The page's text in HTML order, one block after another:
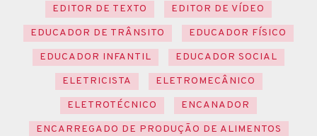
EDITOR DE TEXTO
EDITOR DE VÍDEO
EDUCADOR DE TRÂNSITO
EDUCADOR FÍSICO
EDUCADOR INFANTIL
EDUCADOR SOCIAL
ELETRICISTA
ELETROMECÂNICO
ELETROTÉCNICO
ENCANADOR
ENCARREGADO DE PRODUÇÃO DE ALIMENTOS